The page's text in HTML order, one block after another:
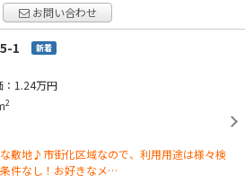
お問い合わせ
1 新着
：1.24万円
2
敷地♪市街化区域なので、利用用途は様々検
件なし！お好きなメ…